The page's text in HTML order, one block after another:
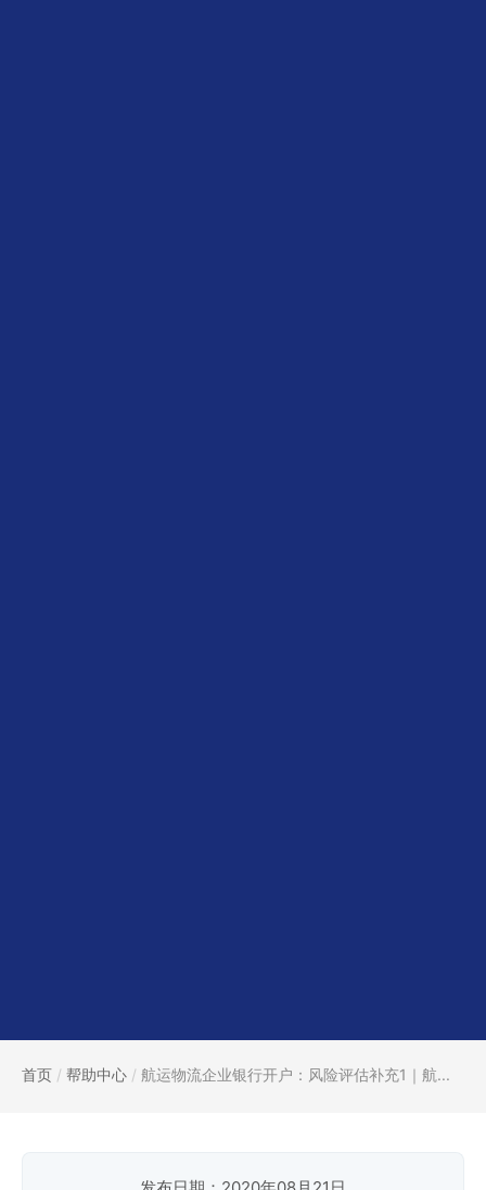
首页 / 帮助中心 / 航运物流企业银行开户：风险评估补充1｜航...